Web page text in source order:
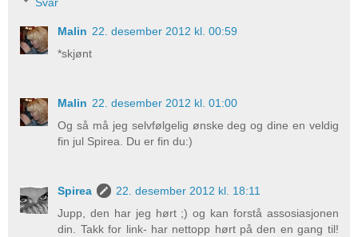
Malin 22. desember 2012 kl. 00:59
*skjønt
Malin 22. desember 2012 kl. 01:00
Og så må jeg selvfølgelig ønske deg og dine en veldig
fin jul Spirea. Du er fin du:)
Spirea
22. desember 2012 kl. 18:11
Jupp, den har jeg hørt ;) og kan forstå assosiasjonen
din. Takk for link- har nettopp hørt på den en gang til!